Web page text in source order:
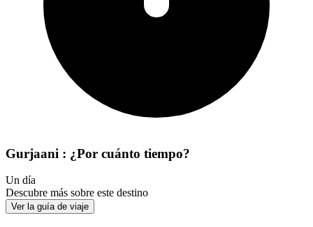
Gurjaani : ¿Por cuánto tiempo?
Un día
Descubre más sobre este destino
Ver la guía de viaje